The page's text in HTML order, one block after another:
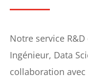
Notre service
Ingénieur, Data
collaboration avec